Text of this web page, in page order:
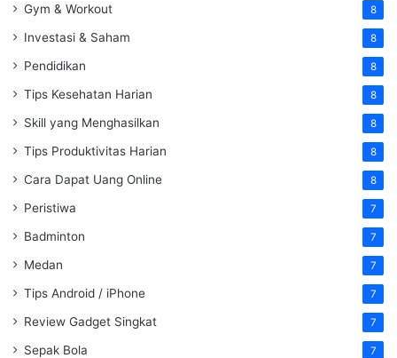
Gym & Workout 8
Investasi & Saham 8
Pendidikan 8
Tips Kesehatan Harian 8
Skill yang Menghasilkan 8
Tips Produktivitas Harian 8
Cara Dapat Uang Online 8
Peristiwa 7
Badminton 7
Medan 7
Tips Android / iPhone 7
Review Gadget Singkat 7
Sepak Bola 7